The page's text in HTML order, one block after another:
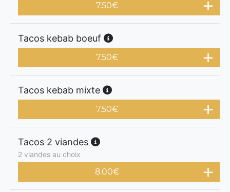
7.50€
Tacos kebab boeuf
7.50€
Tacos kebab mixte
7.50€
Tacos 2 viandes
2 viandes au choix
8.00€